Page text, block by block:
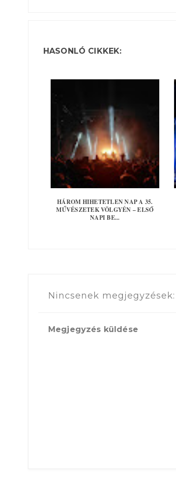
HASONLÓ CIKKEK:
HÁROM HIHETETLEN NAP A 35.
MŰVÉSZETEK VÖLGYÉN – ELSŐ
NAPI BE...
Nincsenek megjegyzések:
Megjegyzés küldése